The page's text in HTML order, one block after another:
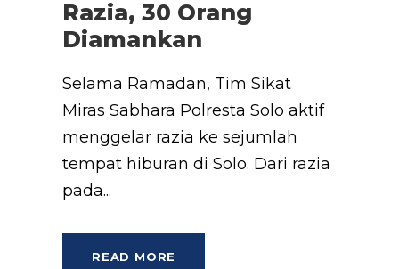
Razia, 30 Orang
Diamankan
Selama Ramadan, Tim Sikat
Miras Sabhara Polresta Solo aktif
menggelar razia ke sejumlah
tempat hiburan di Solo. Dari razia
pada...
READ MORE